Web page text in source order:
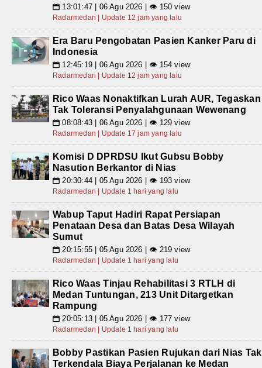
📅 13:01:47 | 06 Agu 2026 | 👁 150 view
Radarmedan | Update 12 jam yang lalu
Era Baru Pengobatan Pasien Kanker Paru di
Indonesia
📅 12:45:19 | 06 Agu 2026 | 👁 154 view
Radarmedan | Update 12 jam yang lalu
Rico Waas Nonaktifkan Lurah AUR, Tegaskan
Tak Toleransi Penyalahgunaan Wewenang
📅 08:08:43 | 06 Agu 2026 | 👁 129 view
Radarmedan | Update 17 jam yang lalu
Komisi D DPRDSU Ikut Gubsu Bobby
Nasution Berkantor di Nias
📅 20:30:44 | 05 Agu 2026 | 👁 193 view
Radarmedan | Update 1 hari yang lalu
Wabup Taput Hadiri Rapat Persiapan
Penataan Desa dan Batas Desa Wilayah
Sumut
📅 20:15:55 | 05 Agu 2026 | 👁 219 view
Radarmedan | Update 1 hari yang lalu
Rico Waas Tinjau Rehabilitasi 3 RTLH di
Medan Tuntungan, 213 Unit Ditargetkan
Rampung
📅 20:05:13 | 05 Agu 2026 | 👁 177 view
Radarmedan | Update 1 hari yang lalu
Bobby Pastikan Pasien Rujukan dari Nias Tak
Terkendala Biaya Perjalanan ke Medan